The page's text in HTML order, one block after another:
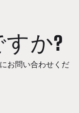
か?
お問い合わせくだ